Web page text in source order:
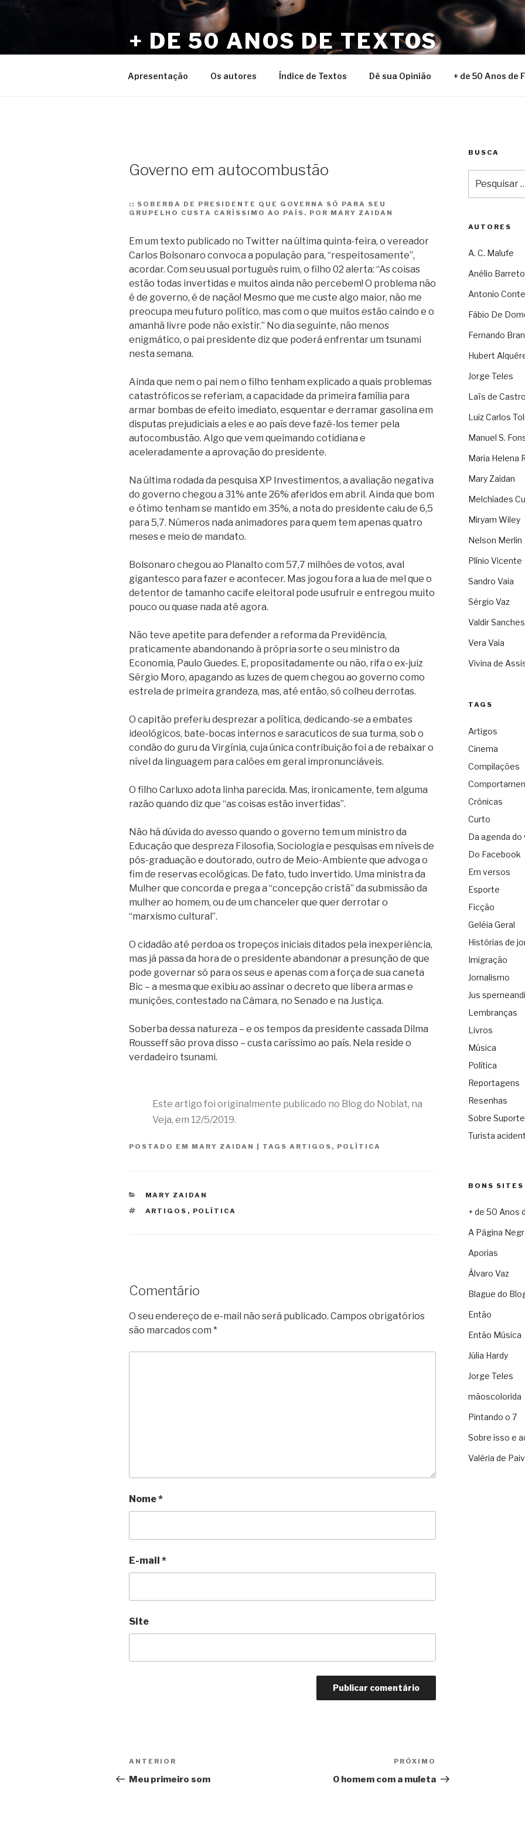
Pular
+ DE 50 ANOS DE TEXTOS
Apresentação Os autores Índice de Textos Dê sua Opinião + de 50 Anos de
Governo em autocombustão
:: SOBERBA DE PRESIDENTE QUE GOVERNA SÓ PARA SEU
GRUPELHO CUSTA CARÍSSIMO AO PAÍS. POR MARY ZAIDAN
Em um texto publicado no Twitter na última quinta-feira, o vereador
Carlos Bolsonaro convoca a população para, “respeitosamente”,
acordar. Com seu usual português ruim, o filho 02 alerta: “As coisas
estão todas invertidas e muitos ainda não percebem! O problema não
é de governo, é de nação! Mesmo que me custe algo maior, não me
preocupa meu futuro político, mas com o que muitos estão caindo e o
amanhã livre pode não existir.” No dia seguinte, não menos
enigmático, o pai presidente diz que poderá enfrentar um tsunami
nesta semana.
Ainda que nem o pai nem o filho tenham explicado a quais problemas
catastróficos se referiam, a capacidade da primeira família para
armar bombas de efeito imediato, esquentar e derramar gasolina em
disputas prejudiciais a eles e ao país deve fazê-los temer pela
autocombustão. Algo que vem queimando cotidiana e
aceleradamente a aprovação do presidente.
Na última rodada da pesquisa XP Investimentos, a avaliação negativa
do governo chegou a 31% ante 26% aferidos em abril. Ainda que bom
e ótimo tenham se mantido em 35%, a nota do presidente caiu de 6,5
para 5,7. Números nada animadores para quem tem apenas quatro
meses e meio de mandato.
Bolsonaro chegou ao Planalto com 57,7 milhões de votos, aval
gigantesco para fazer e acontecer. Mas jogou fora a lua de mel que o
detentor de tamanho cacife eleitoral pode usufruir e entregou muito
pouco ou quase nada até agora.
Não teve apetite para defender a reforma da Previdência,
praticamente abandonando à própria sorte o seu ministro da
Economia, Paulo Guedes. E, propositadamente ou não, rifa o ex-juiz
Sérgio Moro, apagando as luzes de quem chegou ao governo como
estrela de primeira grandeza, mas, até então, só colheu derrotas.
O capitão preferiu desprezar a política, dedicando-se a embates
ideológicos, bate-bocas internos e saracuticos de sua turma, sob o
condão do guru da Virgínia, cuja única contribuição foi a de rebaixar o
nível da linguagem para calões em geral impronunciáveis.
O filho Carluxo adota linha parecida. Mas, ironicamente, tem alguma
razão quando diz que “as coisas estão invertidas”.
Não há dúvida do avesso quando o governo tem um ministro da
Educação que despreza Filosofia, Sociologia e pesquisas em níveis de
pós-graduação e doutorado, outro de Meio-Ambiente que advoga o
fim de reservas ecológicas. De fato, tudo invertido. Uma ministra da
Mulher que concorda e prega a “concepção cristã” da submissão da
mulher ao homem, ou de um chanceler que quer derrotar o
“marxismo cultural”.
O cidadão até perdoa os tropeços iniciais ditados pela inexperiência,
mas já passa da hora de o presidente abandonar a presunção de que
pode governar só para os seus e apenas com a força de sua caneta
Bic – a mesma que exibiu ao assinar o decreto que libera armas e
munições, contestado na Câmara, no Senado e na Justiça.
Soberba dessa natureza – e os tempos da presidente cassada Dilma
Rousseff são prova disso – custa caríssimo ao país. Nela reside o
verdadeiro tsunami.
Este artigo foi originalmente publicado no Blog do Noblat, na
Veja, em 12/5/2019.
POSTADO EM MARY ZAIDAN | TAGS ARTIGOS , POLÍTICA
CATEGORIAS
MARY ZAIDAN
TAGS
ARTIGOS , POLÍTICA
Comentário
O seu endereço de e-mail não será publicado. Campos obrigatórios
são marcados com *
Nome*
E-mail *
Site
Navegação
de
Anterior
ANTERIOR
Meu primeiro som
PRÓXIMO
O homem com a muleta
BUSCA
por:
AUTORES
A. C. Malufe
Anélio Barreto
Antonio
Fábio De
Fernando
Hubert
Jorge Teles
Laïs de Castro
Luiz Carlos
Manuel S.
Maria Helena
Mary Zaidan
Melchíades
Miryam Wiley
Nelson Merlin
Plínio Vicente
Sandro Vaia
Sérgio Vaz
Valdir Sanches
Vera Vaia
Vivina de
TAGS
Artigos
Cinema
Compilações
Crônicas
Curto
Da agenda do
Do Facebook
Em versos
Esporte
Ficção
Geléia Geral
Histórias de
Imigração
Jornalismo
Jus sperneandi
Lembranças
Livros
Música
Política
Reportagens
Resenhas
Sobre
Turista
BONS SITES
+ de 50 Anos
A Página
Aporias
Álvaro Vaz
Blague do
Então
Então Música
Júlia Hardy
Jorge Teles
mãoscolorida
Pintando o 7
Sobre isso e
Valéria de